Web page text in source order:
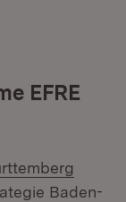
EFRE
Baden-